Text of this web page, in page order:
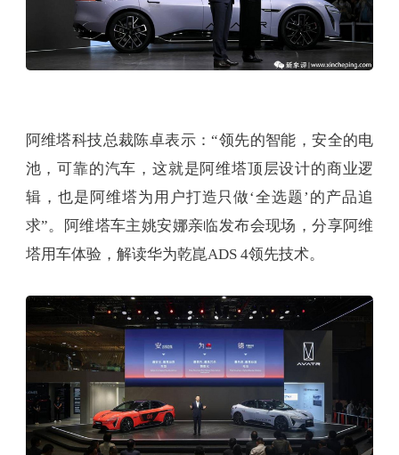
阿维塔科技总裁陈卓表示：“领先的智能，安全的电
池，可靠的汽车，这就是阿维塔顶层设计的商业逻
辑，也是阿维塔为用户打造只做‘全选题’的产品追
求”。阿维塔车主姚安娜亲临发布会现场，分享阿维
塔用车体验，解读华为乾崑ADS 4领先技术。